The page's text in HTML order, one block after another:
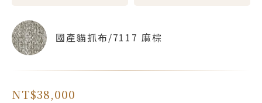
國產貓抓布/7117 麻棕
NT$38,000